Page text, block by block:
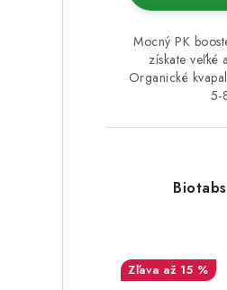
Mocný PK
získate veľké
Organické
5-
až 15 %